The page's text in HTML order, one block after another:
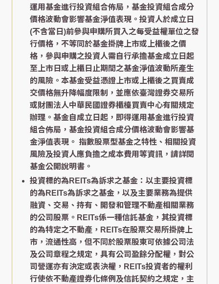
運用基金進行投資組合佈局，基金投資組合成分
價格波動會影響基金淨值表現。投資人於成立日
(不含當日)前參與申購所買入之每受益權單位之發
行價格，不等同於基金掛牌上市或上櫃後之價
格，參與申購之投資人需自行承擔基金成立日起
至上市日或上櫃日止期間之基金淨值波動所產生
的風險。本基金受益憑證上市或上櫃後之買賣成
交價格無升降幅度限制，並應依臺灣證券交易所
或財團法人中華民國證券櫃檯買賣中心有關規定
辦理。基金自成立日起，即得運用基金進行投資
組合佈局，基金投資組合成分價格波動會影響基
金淨值表現。 指數股票型基金之特性、相關投資
風險及投資人應負擔之成本費用等資訊，請詳閱
基金公開說明書。
投資標的為REITs為訴求之基金：以主要投資標
的為REITs為訴求之基金，以及主要業務為提供
融資、交易、持有、開發和管理不動產相關業務
的公司股票。REITs係一種信託基金，其投資標
的為特定之不動產，REITs在股票交易所掛牌上
市，流通性高，但不同於股票股東可依據公司法
及公司章程之規定，具有公司盈餘分配權，對公
司營運亦有決定或表決權，REITs投資者的權利
行使依不動產證券化條例及信託契約之規定，主